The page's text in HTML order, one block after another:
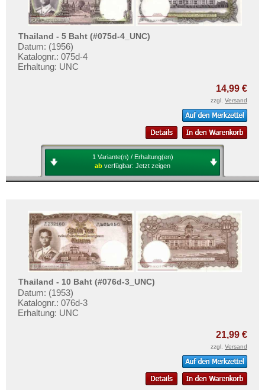
Thailand - 5 Baht (#075d-4_UNC)
Datum: (1956)
Katalognr.: 075d-4
Erhaltung: UNC
14,99 €
zzgl. Versand
1 Variante(n) / Erhaltung(en)
ab verfügbar: Jetzt zeigen
Thailand - 10 Baht (#076d-3_UNC)
Datum: (1953)
Katalognr.: 076d-3
Erhaltung: UNC
21,99 €
zzgl. Versand